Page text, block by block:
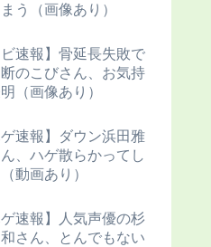
う（画像あり）
ビ速報】骨延長失敗で
のこびさん、お気持
（画像あり）
ゲ速報】ダウン浜田雅
、ハゲ散らかってし
動画あり）
ゲ速報】人気声優の杉
さん、とんでもない